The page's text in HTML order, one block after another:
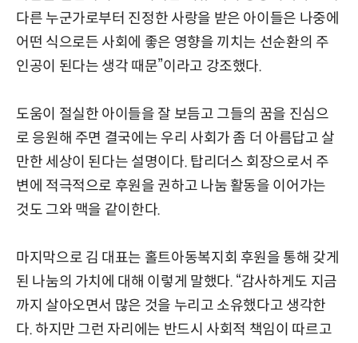
다른 누군가로부터 진정한 사랑을 받은 아이들은 나중에
어떤 식으로든 사회에 좋은 영향을 끼치는 선순환의 주
인공이 된다는 생각 때문”이라고 강조했다.
도움이 절실한 아이들을 잘 보듬고 그들의 꿈을 진심으
로 응원해 주면 결국에는 우리 사회가 좀 더 아름답고 살
만한 세상이 된다는 설명이다. 탑리더스 회장으로서 주
변에 적극적으로 후원을 권하고 나눔 활동을 이어가는
것도 그와 맥을 같이한다.
마지막으로 김 대표는 홀트아동복지회 후원을 통해 갖게
된 나눔의 가치에 대해 이렇게 말했다. “감사하게도 지금
까지 살아오면서 많은 것을 누리고 소유했다고 생각한
다. 하지만 그런 자리에는 반드시 사회적 책임이 따르고